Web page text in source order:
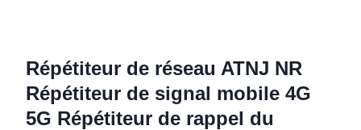
Répétiteur de réseau ATNJ NR
Répétiteur de signal mobile 4G
5G Répétiteur de rappel du